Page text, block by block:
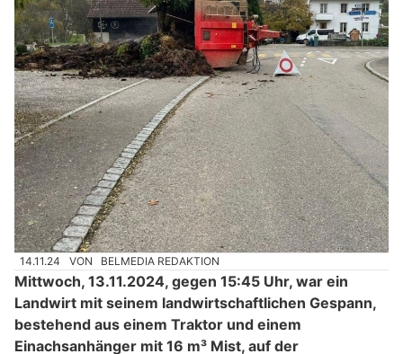
14.11.24 VON BELMEDIA REDAKTION
Mittwoch, 13.11.2024, gegen 15:45 Uhr, war ein
Landwirt mit seinem landwirtschaftlichen Gespann,
bestehend aus einem Traktor und einem
Einachsanhänger mit 16 m³ Mist, auf der